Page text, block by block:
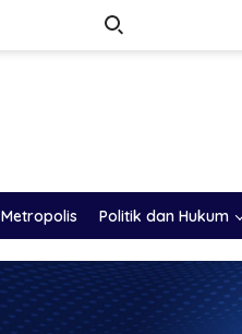
Metropolis Politik dan Hukum